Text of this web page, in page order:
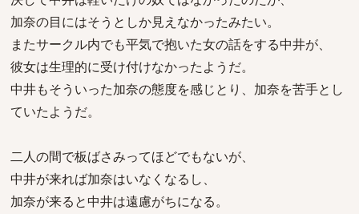
加奈の目にはそうとしか見えなかったみたい。
またサークル内でも平気で抱いた女の話をする中井が、
彼女は生理的に受け付けなかったようだ。
中井もそういった加奈の態度を感じとり、加奈を苦手とし
ていたようだ。
二人の間で板ばさみってほどでもないが、
中井が来れば加奈はいなくなるし、
加奈が来ると中井は遠慮がちになる。